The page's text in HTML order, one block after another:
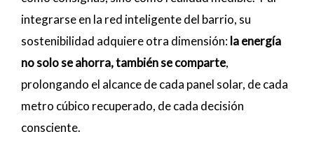
integrarse en la red inteligente del barrio, su
sostenibilidad adquiere otra dimensión:la energía
no solo se ahorra, también se comparte,
prolongando el alcance de cada panel solar, de cada
metro cúbico recuperado, de cada decisión
consciente.